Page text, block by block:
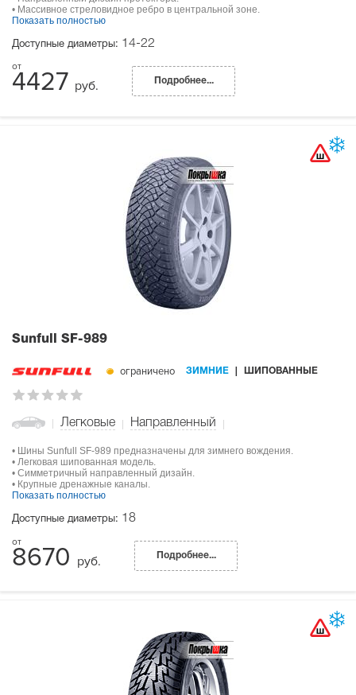
• Массивное стреловидное ребро в центральной зоне.
Показать полностью
Доступные диаметры: 14-22
4427 руб. Подробнее...
Sunfull SF-989
ограничено ЗИМНИЕ ШИПОВАННЫЕ
Легковые Направленный
• Шины Sunfull SF-989 предназначены для зимнего вождения.
• Легковая шипованная модель.
• Симметричный направленный дизайн.
• Крупные дренажные каналы.
Показать полностью
Доступные диаметры: 18
8670 руб. Подробнее...